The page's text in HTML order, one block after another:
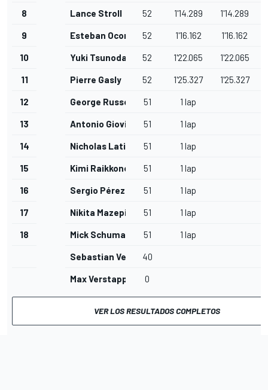
8 Lance Stroll 52 1'14.289 1'14.289
9 Esteban Ocon 52 1'16.162 1'16.162
10 Yuki Tsunoda 52 1'22.065 1'22.065
11 Pierre Gasly 52 1'25.327 1'25.327
12 George Russell 51 1 lap
13 Antonio Giovinazzi
51 1 lap
14 Nicholas Latifi 51 1 lap
15 Kimi Raikkonen 51 1 lap
16 Sergio Pérez 51 1 lap
17 Nikita Mazepin 51 1 lap
18 Mick Schumacher51 1 lap
Sebastian Vettel 40
Max Verstappen 0
VER LOS RESULTADOS COMPLETOS